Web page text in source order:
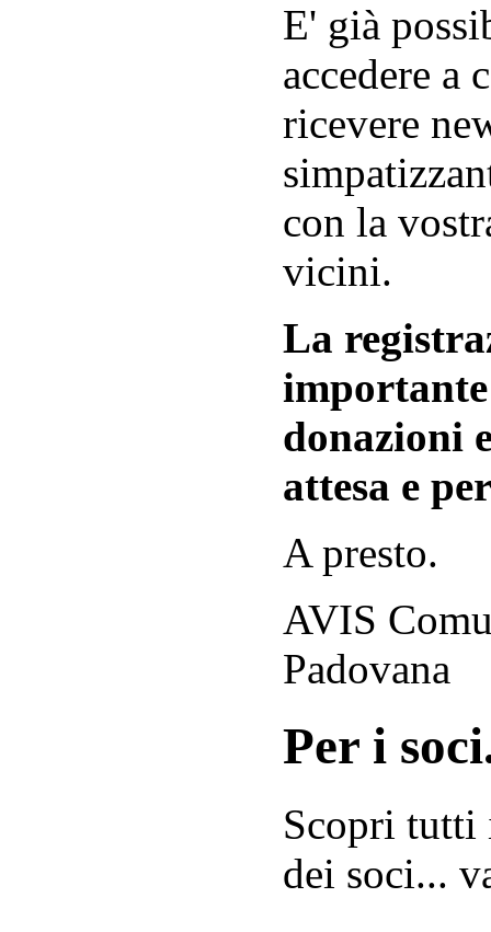
E' già
accedere a
ricevere
con la
vicini.
La
donazioni
attesa e
A presto.
AVIS
Padovana
Per i
Scopri tutti
dei soci...